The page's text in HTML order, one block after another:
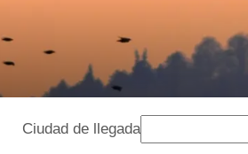
Ciudad de llegada